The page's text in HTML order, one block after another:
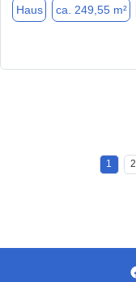
Haus ca. 249,55 m²
1 2